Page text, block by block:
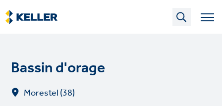
Skip
to
main
Bassin d'orage
Morestel (38)